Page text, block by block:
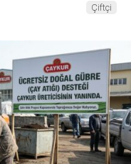
Çiftçi